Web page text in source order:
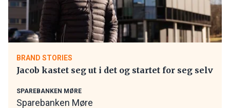
BRAND STORIES
Jacob kastet seg ut i det og startet for seg selv
SPAREBANKEN MØRE
Sparebanken Møre